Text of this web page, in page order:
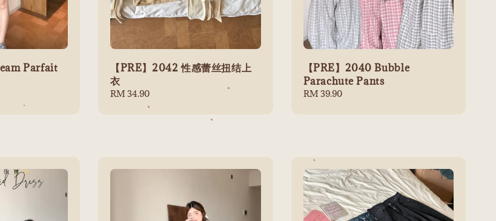
Parfait
【PRE】2042 性感蕾丝扭结上
衣
Regular
RM 34.90
【PRE】2040 Bubble
Parachute Pants
Regular
RM 39.90